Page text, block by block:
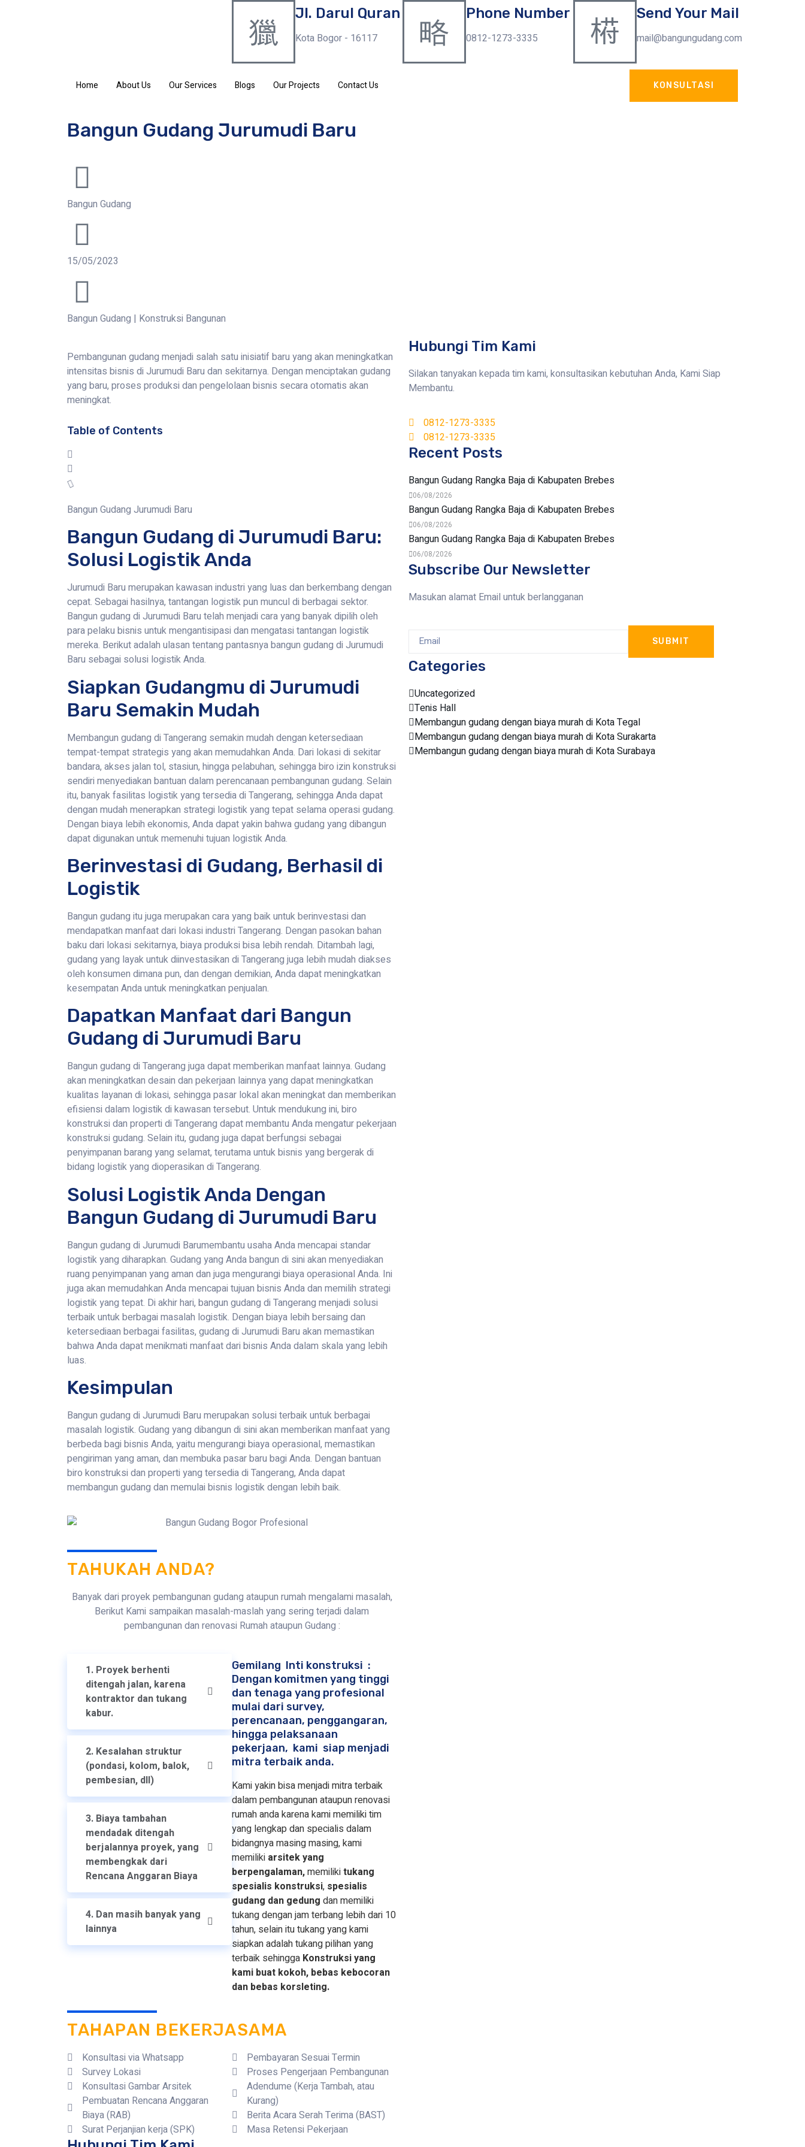
Jl. Darul Quran
Kota Bogor - 16117
Phone Number
0812-1273-3335
Send Your Mail
mail@bangungudang.com
Home About Us Our Services Blogs Our Projects Contact Us KONSULTASI
Bangun Gudang Jurumudi Baru
Bangun Gudang
15/05/2023
Bangun Gudang | Konstruksi Bangunan
Pembangunan gudang menjadi salah satu inisiatif baru yang akan meningkatkan
intensitas bisnis di Jurumudi Baru dan sekitarnya. Dengan menciptakan gudang
yang baru, proses produksi dan pengelolaan bisnis secara otomatis akan
meningkat.
Table of Contents
Bangun Gudang Jurumudi Baru
Bangun Gudang di Jurumudi Baru:
Solusi Logistik Anda
Jurumudi Baru merupakan kawasan industri yang luas dan berkembang dengan
cepat. Sebagai hasilnya, tantangan logistik pun muncul di berbagai sektor.
Bangun gudang di Jurumudi Baru telah menjadi cara yang banyak dipilih oleh
para pelaku bisnis untuk mengantisipasi dan mengatasi tantangan logistik
mereka. Berikut adalah ulasan tentang pantasnya bangun gudang di Jurumudi
Baru sebagai solusi logistik Anda.
Siapkan Gudangmu di Jurumudi
Baru Semakin Mudah
Membangun gudang di Tangerang semakin mudah dengan ketersediaan
tempat-tempat strategis yang akan memudahkan Anda. Dari lokasi di sekitar
bandara, akses jalan tol, stasiun, hingga pelabuhan, sehingga biro izin konstruksi
sendiri menyediakan bantuan dalam perencanaan pembangunan gudang. Selain
itu, banyak fasilitas logistik yang tersedia di Tangerang, sehingga Anda dapat
dengan mudah menerapkan strategi logistik yang tepat selama operasi gudang.
Dengan biaya lebih ekonomis, Anda dapat yakin bahwa gudang yang dibangun
dapat digunakan untuk memenuhi tujuan logistik Anda.
Berinvestasi di Gudang, Berhasil di
Logistik
Bangun gudang itu juga merupakan cara yang baik untuk berinvestasi dan
mendapatkan manfaat dari lokasi industri Tangerang. Dengan pasokan bahan
baku dari lokasi sekitarnya, biaya produksi bisa lebih rendah. Ditambah lagi,
gudang yang layak untuk diinvestasikan di Tangerang juga lebih mudah diakses
oleh konsumen dimana pun, dan dengan demikian, Anda dapat meningkatkan
kesempatan Anda untuk meningkatkan penjualan.
Dapatkan Manfaat dari Bangun
Gudang di Jurumudi Baru
Bangun gudang di Tangerang juga dapat memberikan manfaat lainnya. Gudang
akan meningkatkan desain dan pekerjaan lainnya yang dapat meningkatkan
kualitas layanan di lokasi, sehingga pasar lokal akan meningkat dan memberikan
efisiensi dalam logistik di kawasan tersebut. Untuk mendukung ini, biro
konstruksi dan properti di Tangerang dapat membantu Anda mengatur pekerjaan
konstruksi gudang. Selain itu, gudang juga dapat berfungsi sebagai
penyimpanan barang yang selamat, terutama untuk bisnis yang bergerak di
bidang logistik yang dioperasikan di Tangerang.
Solusi Logistik Anda Dengan
Bangun Gudang di Jurumudi Baru
Bangun gudang di Jurumudi Barumembantu usaha Anda mencapai standar
logistik yang diharapkan. Gudang yang Anda bangun di sini akan menyediakan
ruang penyimpanan yang aman dan juga mengurangi biaya operasional Anda. Ini
juga akan memudahkan Anda mencapai tujuan bisnis Anda dan memilih strategi
logistik yang tepat. Di akhir hari, bangun gudang di Tangerang menjadi solusi
terbaik untuk berbagai masalah logistik. Dengan biaya lebih bersaing dan
ketersediaan berbagai fasilitas, gudang di Jurumudi Baru akan memastikan
bahwa Anda dapat menikmati manfaat dari bisnis Anda dalam skala yang lebih
luas.
Kesimpulan
Bangun gudang di Jurumudi Baru merupakan solusi terbaik untuk berbagai
masalah logistik. Gudang yang dibangun di sini akan memberikan manfaat yang
berbeda bagi bisnis Anda, yaitu mengurangi biaya operasional, memastikan
pengiriman yang aman, dan membuka pasar baru bagi Anda. Dengan bantuan
biro konstruksi dan properti yang tersedia di Tangerang, Anda dapat
membangun gudang dan memulai bisnis logistik dengan lebih baik.
TAHUKAH ANDA?
Banyak dari proyek pembangunan gudang ataupun rumah mengalami masalah,
Berikut Kami sampaikan masalah-maslah yang sering terjadi dalam
pembangunan dan renovasi Rumah ataupun Gudang :
1. Proyek berhenti
ditengah jalan, karena
kontraktor dan tukang
kabur.
2. Kesalahan struktur
(pondasi, kolom, balok,
pembesian, dll)
3. Biaya tambahan
mendadak ditengah
berjalannya proyek, yang
membengkak dari
Rencana Anggaran Biaya
4. Dan masih banyak yang
lainnya
Gemilang Inti konstruksi :
Dengan komitmen yang tinggi
dan tenaga yang profesional
mulai dari survey,
perencanaan, penggangaran,
hingga pelaksanaan
pekerjaan, kami siap menjadi
mitra terbaik anda.
Kami yakin bisa menjadi mitra terbaik
dalam pembangunan ataupun renovasi
rumah anda karena kami memiliki tim
yang lengkap dan specialis dalam
bidangnya masing masing, kami
memiliki arsitek yang
berpengalaman,memilikitukang
spesialis konstruksi, spesialis
gudang dan gedung dan memiliki
tukang dengan jam terbang lebih dari 10
tahun, selain itu tukang yang kami
siapkan adalah tukang pilihan yang
terbaik sehingga Konstruksi yang
kami buat kokoh, bebas kebocoran
dan bebas korsleting.
TAHAPAN BEKERJASAMA
Konsultasi via Whatsapp
Survey Lokasi
Konsultasi Gambar Arsitek
Pembuatan Rencana Anggaran
Biaya (RAB)
Surat Perjanjian kerja (SPK)
Pembayaran Sesuai Termin
Proses Pengerjaan Pembangunan
Adendume (Kerja Tambah, atau
Kurang)
Berita Acara Serah Terima (BAST)
Masa Retensi Pekerjaan
Hubungi Tim Kami
Silakan tanyakan kepada tim kami, konsultasikan kebutuhan Anda, Kami Siap
Membantu.
0812-1273-3335
0812-1273-3335
Recent Posts
Bangun Gudang Rangka Baja di Kabupaten Brebes
06/08/2026
Bangun Gudang Rangka Baja di Kabupaten Brebes
06/08/2026
Bangun Gudang Rangka Baja di Kabupaten Brebes
06/08/2026
Subscribe Our Newsletter
Masukan alamat Email untuk berlangganan
SUBMIT
Categories
Uncategorized
Tenis Hall
Membangun gudang dengan biaya murah di Kota Tegal
Membangun gudang dengan biaya murah di Kota Surakarta
Membangun gudang dengan biaya murah di Kota Surabaya